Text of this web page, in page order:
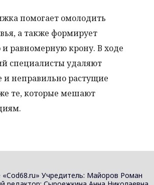
помогает омолодить
а также формирует
равномерную крону. В ходе
специалисты удаляют
неправильно растущие
те, которые мешают
«Cod68.ru» Учредитель: Майоров Роман